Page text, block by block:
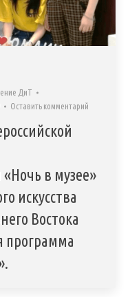
ДиТ
Оставить комментарий
в музее»
искусства
Востока
программа